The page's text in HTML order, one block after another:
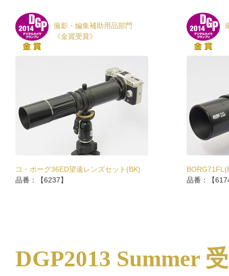
撮影・編集補助用品部門
《金賞受賞》
コ・ボーグ36ED望遠レンズセット(BK)
品番：【6237】
品番：【
DGP2013 Summer